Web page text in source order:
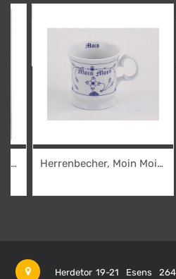
Herrenbecher, Moin Moin
Herdetor 19-21 Esens